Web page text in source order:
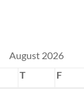
August 2026
T F